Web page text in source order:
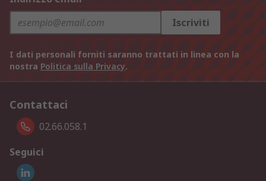
Iscriviti
I dati personali forniti saranno trattati in linea con la
nostra Politica sulla Privacy.
Contattaci
02.66.058.1
Seguici